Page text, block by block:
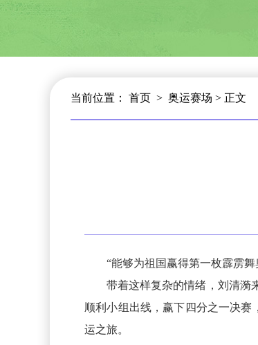
当前位置： 首页 > 奥运赛场 > 正文
“能够为祖国赢得第一枚霹雳
带着这样复杂的情绪，刘清漪
顺利小组出线，赢下四分之一决
运之旅。